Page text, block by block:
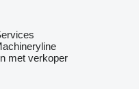
met verkoper